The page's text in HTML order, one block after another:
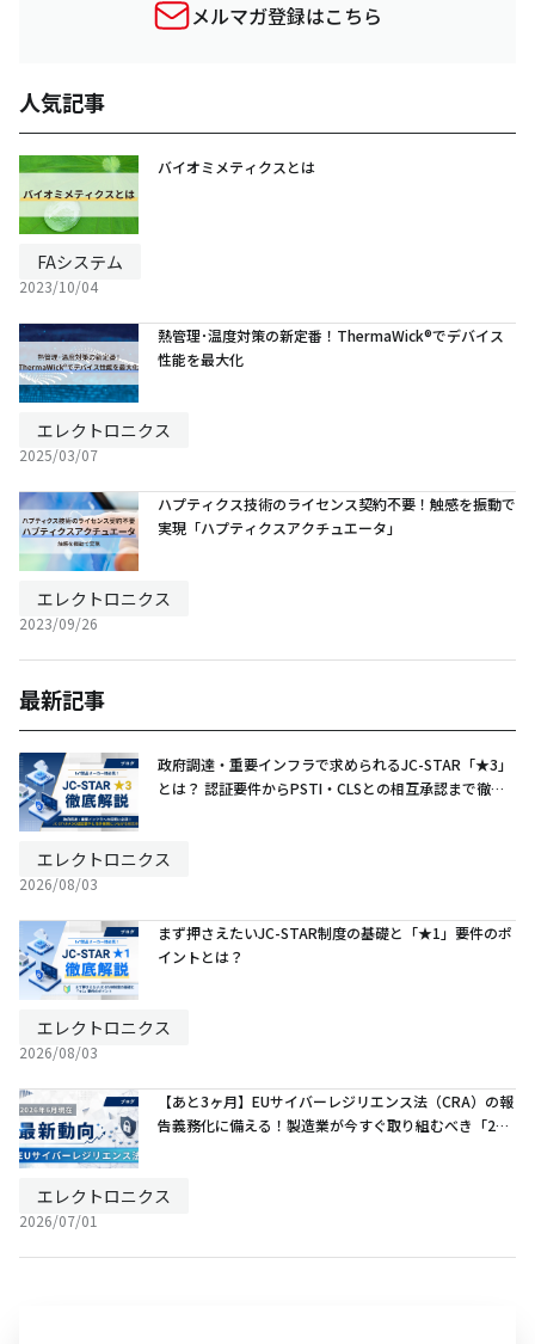
メルマガ登録はこちら
人気記事
バイオミメティクスとは
FAシステム
2023/10/04
熱管理･温度対策の新定番！ThermaWick®でデバイス
性能を最大化
エレクトロニクス
2025/03/07
ハプティクス技術のライセンス契約不要！触感を振動で
実現「ハプティクスアクチュエータ」
エレクトロニクス
2023/09/26
最新記事
政府調達・重要インフラで求められるJC-STAR「★3」
とは？ 認証要件からPSTI・CLSとの相互承認まで徹底
エレクトロニクス
2026/08/03
まず押さえたいJC-STAR制度の基礎と「★1」要件のポ
イントとは？
エレクトロニクス
2026/08/03
【あと3ヶ月】EUサイバーレジリエンス法（CRA）の報
告義務化に備える！製造業が今すぐ取り組むべき「24
エレクトロニクス
2026/07/01